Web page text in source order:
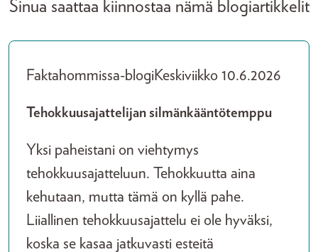
Sinua saattaa kiinnostaa nämä blogiartikkelit
Faktahommissa-blogiKeskiviikko 10.6.2026
Tehokkuusajattelijan silmänkääntötemppu
Yksi paheistani on viehtymys
tehokkuusajatteluun. Tehokkuutta aina
kehutaan, mutta tämä on kyllä pahe.
Liiallinen tehokkuusajattelu ei ole hyväksi,
koska se kasaa jatkuvasti esteitä